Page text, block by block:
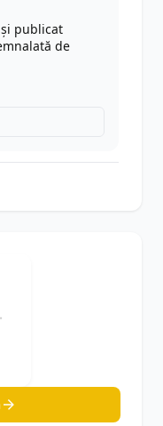
publicat
de